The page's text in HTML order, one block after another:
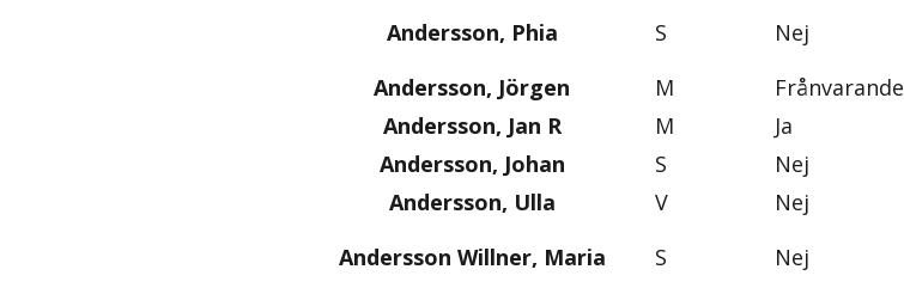
Andersson, Phia
S Nej
Andersson, Jörgen
M Frånvarande
Andersson, Jan R
M Ja
Andersson, Johan
S Nej
Andersson, Ulla
V Nej
Andersson Willner, Maria
S Nej